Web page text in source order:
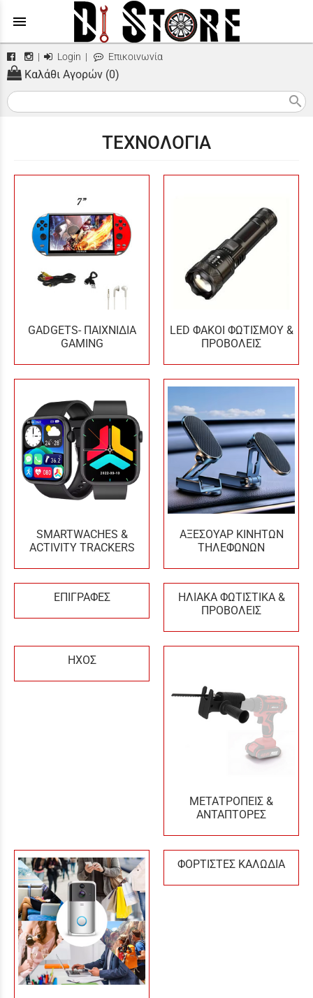
menu
| Login | Επικοινωνία
Καλάθι Αγορών (0)
search
ΤΕΧΝΟΛΟΓΙΑ
GADGETS- ΠΑΙΧΝΙΔΙΑ
GAMING
LED ΦΑΚΟΙ ΦΩΤΙΣΜΟΥ &
ΠΡΟΒΟΛΕΙΣ
SMARTWACHES &
ACTIVITY TRACKERS
ΑΞΕΣΟΥΑΡ ΚΙΝΗΤΩΝ
ΤΗΛΕΦΩΝΩΝ
ΕΠΙΓΡΑΦΕΣ
ΗΛΙΑΚΑ ΦΩΤΙΣΤΙΚΑ &
ΠΡΟΒΟΛΕΙΣ
ΗΧΟΣ
ΜΕΤΑΤΡΟΠΕΙΣ &
ΑΝΤΑΠΤΟΡΕΣ
ΦΟΡΤΙΣΤΕΣ ΚΑΛΩΔΙΑ